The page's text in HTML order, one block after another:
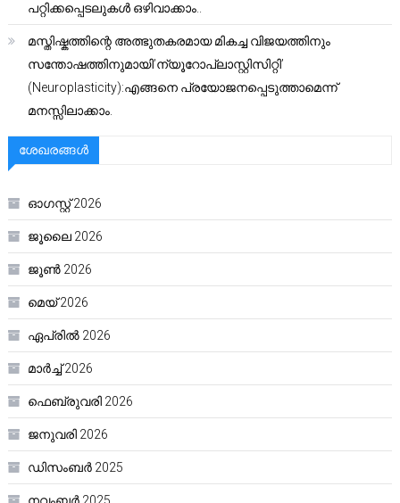
പറ്റിക്കപ്പെടലുകൾ ഒഴിവാക്കാം..
മസ്തിഷ്കത്തിന്റെ അത്ഭുതകരമായ മികച്ച വിജയത്തിനും
സന്തോഷത്തിനുമായി’ന്യൂറോപ്ലാസ്റ്റിസിറ്റി’
(Neuroplasticity):എങ്ങനെ പ്രയോജനപ്പെടുത്താമെന്ന്
മനസ്സിലാക്കാം.
ശേഖരങ്ങൾ
ഓഗസ്റ്റ്‌ 2026
ജൂലൈ 2026
ജൂൺ 2026
മെയ്‌ 2026
ഏപ്രിൽ 2026
മാർച്ച്‌ 2026
ഫെബ്രുവരി 2026
ജനുവരി 2026
ഡിസംബർ 2025